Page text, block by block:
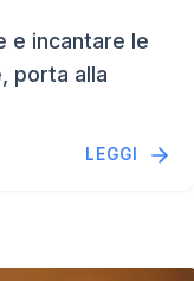
e incantare le
porta alla
LEGGI